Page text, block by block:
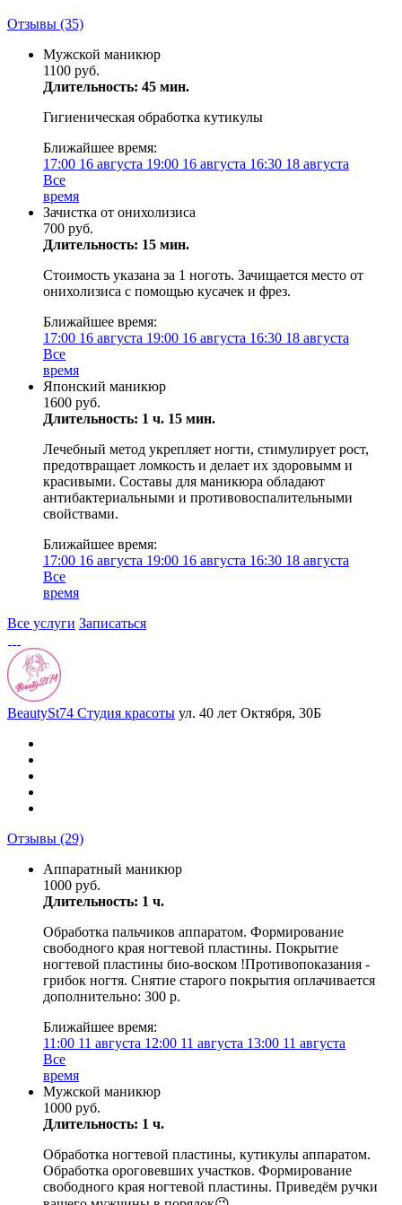
Отзывы (35)
Мужской маникюр
1100 руб.
Длительность: 45 мин.
Гигиеническая обработка кутикулы
Ближайшее время:
17:00 16 августа 19:00 16 августа 16:30 18 августа
Все
время
Зачистка от онихолизиса
700 руб.
Длительность: 15 мин.
Стоимость указана за 1 ноготь. Зачищается место от
онихолизиса с помощью кусачек и фрез.
Ближайшее время:
17:00 16 августа 19:00 16 августа 16:30 18 августа
Все
время
Японский маникюр
1600 руб.
Длительность: 1 ч. 15 мин.
Лечебный метод укрепляет ногти, стимулирует рост,
предотвращает ломкость и делает их здоровымм и
красивыми. Составы для маникюра обладают
антибактериальными и противовоспалительными
свойствами.
Ближайшее время:
17:00 16 августа 19:00 16 августа 16:30 18 августа
Все
время
Все услуги Записаться
BeautySt74 Студия красоты ул. 40 лет Октября, 30Б
Отзывы (29)
Аппаратный маникюр
1000 руб.
Длительность: 1 ч.
Обработка пальчиков аппаратом. Формирование
свободного края ногтевой пластины. Покрытие
ногтевой пластины био-воском !Противопоказания -
грибок ногтя. Снятие старого покрытия оплачивается
дополнительно: 300 р.
Ближайшее время:
11:00 11 августа 12:00 11 августа 13:00 11 августа
Все
время
Мужской маникюр
1000 руб.
Длительность: 1 ч.
Обработка ногтевой пластины, кутикулы аппаратом.
Обработка ороговевших участков. Формирование
свободного края ногтевой пластины. Приведём ручки